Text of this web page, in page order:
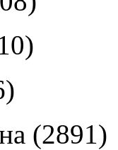
(2891)